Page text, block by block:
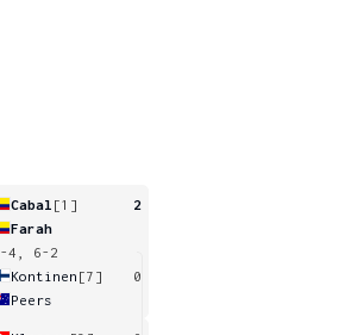
Cabal [1]
2
Farah
4, 6-2
Kontinen [7]
0
Peers